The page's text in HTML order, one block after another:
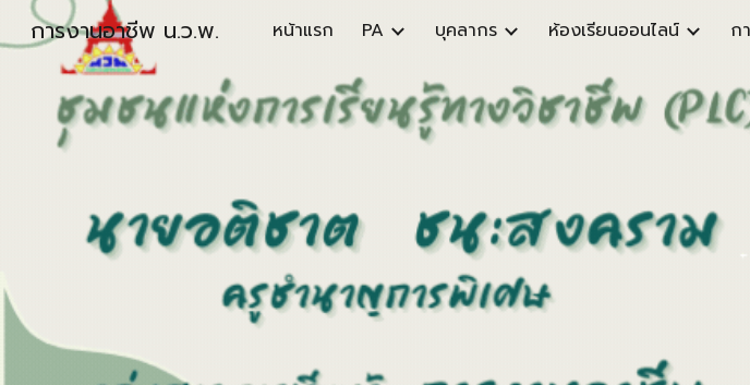
Skip to main content
การงานอาชีพ น.ว.พ. หน้าแรก PA บุคลากร ห้องเรียนออนไลน์ ก